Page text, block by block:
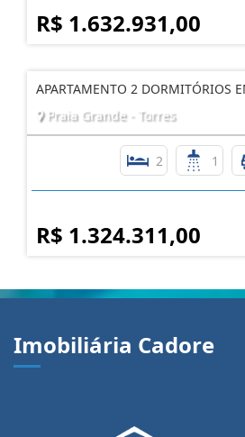
R$ 1.632.931,00
APARTAMENTO 2 DORMITÓRIOS
Praia Grande - Torres
2 1
R$ 1.324.311,00
Imobiliária Cadore